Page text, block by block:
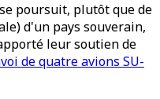
poursuit, plutôt que de
d'un pays souverain,
leur soutien de
de quatre avions SU-